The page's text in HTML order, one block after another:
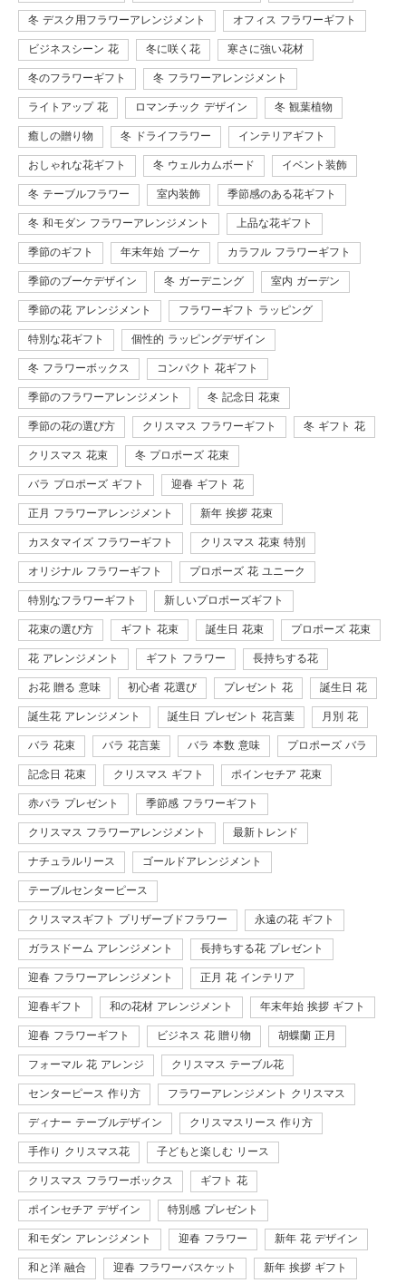
冬 デスク用フラワーアレンジメント オフィス フラワーギフト
ビジネスシーン 花 冬に咲く花 寒さに強い花材
冬のフラワーギフト 冬 フラワーアレンジメント
ライトアップ 花 ロマンチック デザイン 冬 観葉植物
癒しの贈り物 冬 ドライフラワー インテリアギフト
おしゃれな花ギフト 冬 ウェルカムボード イベント装飾
冬 テーブルフラワー 室内装飾 季節感のある花ギフト
冬 和モダン フラワーアレンジメント 上品な花ギフト
季節のギフト 年末年始 ブーケ カラフル フラワーギフト
季節のブーケデザイン 冬 ガーデニング 室内 ガーデン
季節の花 アレンジメント フラワーギフト ラッピング
特別な花ギフト 個性的 ラッピングデザイン
冬 フラワーボックス コンパクト 花ギフト
季節のフラワーアレンジメント 冬 記念日 花束
季節の花の選び方 クリスマス フラワーギフト 冬 ギフト 花
クリスマス 花束 冬 プロポーズ 花束
バラ プロポーズ ギフト 迎春 ギフト 花
正月 フラワーアレンジメント 新年 挨拶 花束
カスタマイズ フラワーギフト クリスマス 花束 特別
オリジナル フラワーギフト プロポーズ 花 ユニーク
特別なフラワーギフト 新しいプロポーズギフト
花束の選び方 ギフト 花束 誕生日 花束 プロポーズ 花束
花 アレンジメント ギフト フラワー 長持ちする花
お花 贈る 意味 初心者 花選び プレゼント 花 誕生日 花
誕生花 アレンジメント 誕生日 プレゼント 花言葉 月別 花
バラ 花束 バラ 花言葉 バラ 本数 意味 プロポーズ バラ
記念日 花束 クリスマス ギフト ポインセチア 花束
赤バラ プレゼント 季節感 フラワーギフト
クリスマス フラワーアレンジメント 最新トレンド
ナチュラルリース ゴールドアレンジメント
テーブルセンターピース
クリスマスギフト プリザーブドフラワー 永遠の花 ギフト
ガラスドーム アレンジメント 長持ちする花 プレゼント
迎春 フラワーアレンジメント 正月 花 インテリア
迎春ギフト 和の花材 アレンジメント 年末年始 挨拶 ギフト
迎春 フラワーギフト ビジネス 花 贈り物 胡蝶蘭 正月
フォーマル 花 アレンジ クリスマス テーブル花
センターピース 作り方 フラワーアレンジメント クリスマス
ディナー テーブルデザイン クリスマスリース 作り方
手作り クリスマス花 子どもと楽しむ リース
クリスマス フラワーボックス ギフト 花
ポインセチア デザイン 特別感 プレゼント
和モダン アレンジメント 迎春 フラワー 新年 花 デザイン
和と洋 融合 迎春 フラワーバスケット 新年 挨拶 ギフト